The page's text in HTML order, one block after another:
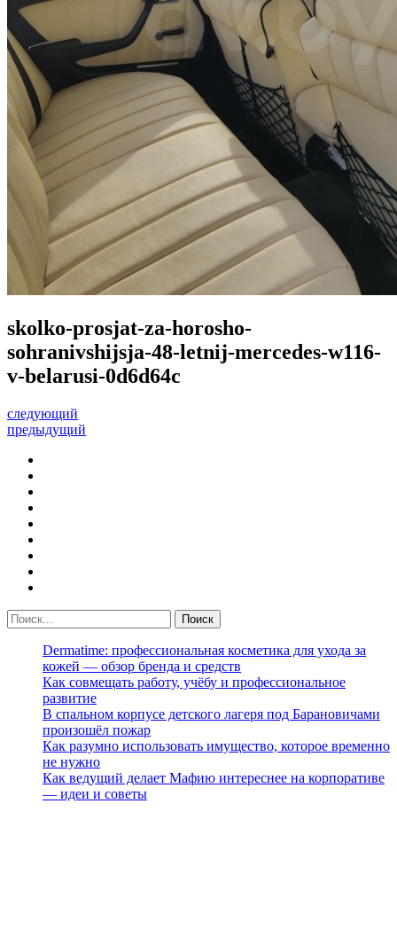
skolko-prosjat-za-horosho-
sohranivshijsja-48-letnij-mercedes-w116-
v-belarusi-0d6d64c
следующий
предыдущий
Dermatime: профессиональная косметика для ухода за
кожей — обзор бренда и средств
Как совмещать работу, учёбу и профессиональное
развитие
В спальном корпусе детского лагеря под Барановичами
произошёл пожар
Как разумно использовать имущество, которое временно
не нужно
Как ведущий делает Мафию интереснее на корпоративе
— идеи и советы